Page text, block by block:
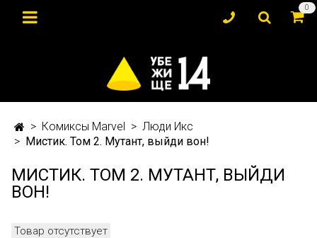
0
Комиксы Marvel
Люди Икс
Мистик. Том 2. Мутант, выйди вон!
МИСТИК. ТОМ 2. МУТАНТ, ВЫЙДИ
ВОН!
Товар отсутствует